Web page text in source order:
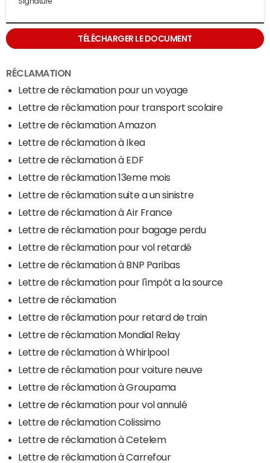
TÉLÉCHARGER LE DOCUMENT
RÉCLAMATION
Lettre de réclamation pour un voyage
Lettre de réclamation pour transport scolaire
Lettre de réclamation Amazon
Lettre de réclamation à Ikea
Lettre de réclamation à EDF
Lettre de réclamation 13eme mois
Lettre de réclamation suite a un sinistre
Lettre de réclamation à Air France
Lettre de réclamation pour bagage perdu
Lettre de réclamation pour vol retardé
Lettre de réclamation à BNP Paribas
Lettre de réclamation pour l'impôt a la source
Lettre de réclamation
Lettre de réclamation pour retard de train
Lettre de réclamation Mondial Relay
Lettre de réclamation à Whirlpool
Lettre de réclamation pour voiture neuve
Lettre de réclamation à Groupama
Lettre de réclamation pour vol annulé
Lettre de réclamation Colissimo
Lettre de réclamation à Cetelem
Lettre de réclamation à Carrefour